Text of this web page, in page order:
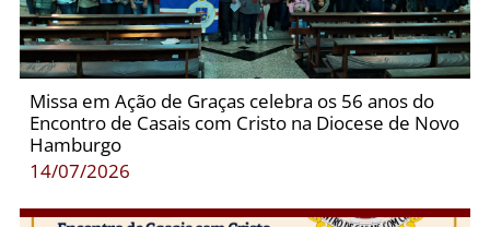
Missa em Ação de Graças celebra os 56 anos do
Encontro de Casais com Cristo na Diocese de Novo
Hamburgo
14/07/2026